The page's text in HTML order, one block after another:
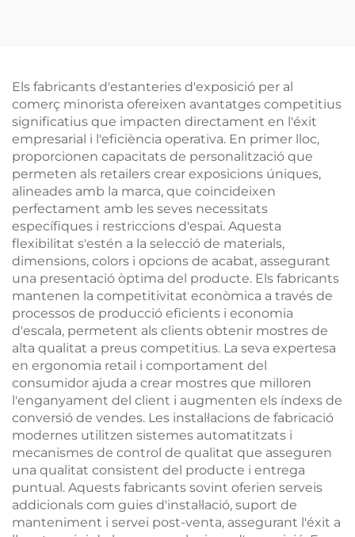
Els fabricants d'estanteries d'exposició per al
comerç minorista ofereixen avantatges competitius
significatius que impacten directament en l'éxit
empresarial i l'eficiència operativa. En primer lloc,
proporcionen capacitats de personalització que
permeten als retailers crear exposicions úniques,
alineades amb la marca, que coincideixen
perfectament amb les seves necessitats
específiques i restriccions d'espai. Aquesta
flexibilitat s'estén a la selecció de materials,
dimensions, colors i opcions de acabat, assegurant
una presentació òptima del producte. Els fabricants
mantenen la competitivitat econòmica a través de
processos de producció eficients i economia
d'escala, permetent als clients obtenir mostres de
alta qualitat a preus competitius. La seva expertesa
en ergonomia retail i comportament del
consumidor ajuda a crear mostres que milloren
l'enganyament del client i augmenten els índexs de
conversió de vendes. Les instal·lacions de fabricació
modernes utilitzen sistemes automatitzats i
mecanismes de control de qualitat que asseguren
una qualitat consistent del producte i entrega
puntual. Aquests fabricants sovint oferien serveis
addicionals com guies d'instal·lació, suport de
manteniment i servei post-venta, assegurant l'éxit a